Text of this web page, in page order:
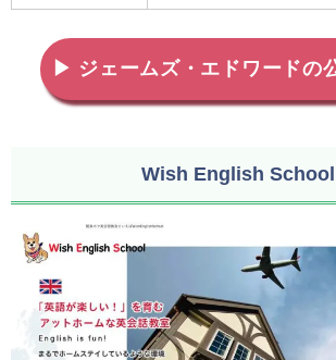
▶ ジェームズ・エドワードの
Wish English School